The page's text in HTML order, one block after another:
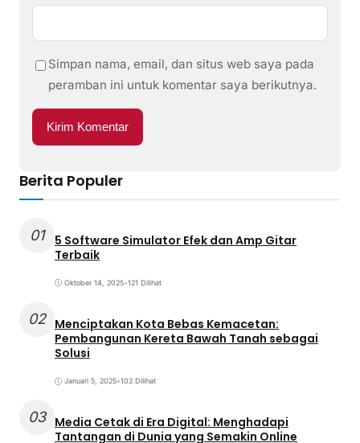
Simpan nama, email, dan situs web saya pada
peramban ini untuk komentar saya berikutnya.
Berita Populer
01
5 Software Simulator Efek dan Amp Gitar
Terbaik
Oktober 14, 2025•121 Dilihat
02 Menciptakan Kota Bebas Kemacetan:
Pembangunan Kereta Bawah Tanah sebagai
Solusi
Januari 5, 2025•102 Dilihat
03 Media Cetak di Era Digital: Menghadapi
Tantangan di Dunia yang Semakin Online